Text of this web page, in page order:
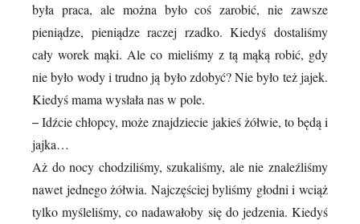
była praca, ale można było coś zarobić, nie zawsze
pieniądze, pieniądze raczej rzadko. Kiedyś dostaliśmy
cały worek mąki. Ale co mieliśmy z tą mąką robić, gdy
nie było wody i trudno ją było zdobyć? Nie było też jajek.
Kiedyś mama wysłała nas w pole.
–Idźcie chłopcy, może znajdziecie jakieś żółwie, to będą i
jajka…
Aż do nocy chodziliśmy, szukaliśmy, ale nie znaleźliśmy
nawet jednego żółwia. Najczęściej byliśmy głodni i wciąż
tylko myśleliśmy, co nadawałoby się do jedzenia. Kiedyś